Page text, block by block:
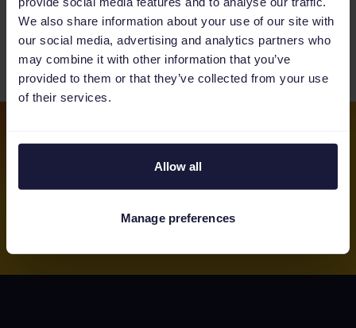
We also share information about your use of our site with
our social media, advertising and analytics partners who
may combine it with other information that you’ve
provided to them or that they’ve collected from your use
of their services.
Allow all
Manage preferences
Proaktiv teknisk support som säkerställer
bästa tänkbara Channable-upplevelse.
Öppna ett gratis testkonto
Anmäl dig idag och testa Channable gratis
Skapa testkonto